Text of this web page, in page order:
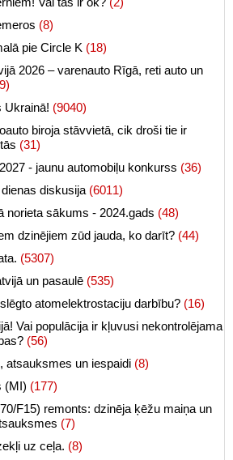
(8)
pie Circle K (18)
2026 – varenauto Rīgā, reti auto un
Ukrainā! (9040)
biroja stāvvietā, cik droši tie ir
(31)
- jaunu automobiļu konkurss (36)
diskusija (6011)
norieta sākums - 2024.gads (48)
dzinējiem zūd jauda, ko darīt? (44)
(5307)
un pasaulē (535)
atomelektrostaciju darbību? (16)
Vai populācija ir kļuvusi nekontrolējama
(56)
atsauksmes un iespaidi (8)
(MI) (177)
F15) remonts: dzinēja ķēžu maiņa un
(7)
uz ceļa. (8)